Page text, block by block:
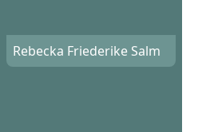
Rebecka Friederike Salm